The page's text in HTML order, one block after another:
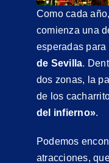
Como cada
comienza una
esperadas
de Sevilla.
dos zonas, la
de los
del infierno».
Podemos
atracciones,